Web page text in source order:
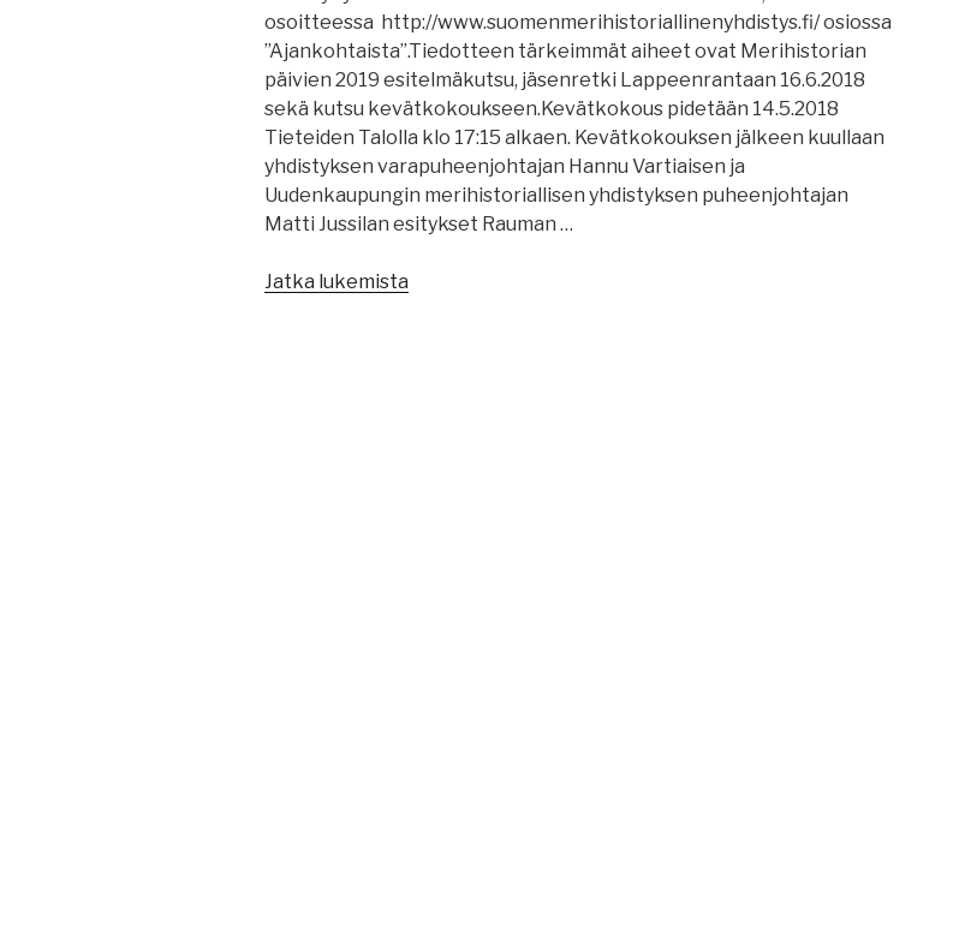
osoitteessa http://www.suomenmerihistoriallinenyhdistys.fi/ osiossa
”Ajankohtaista”.Tiedotteen tärkeimmät aiheet ovat Merihistorian
päivien 2019 esitelmäkutsu, jäsenretki Lappeenrantaan 16.6.2018
sekä kutsu kevätkokoukseen.Kevätkokous pidetään 14.5.2018
Tieteiden Talolla klo 17:15 alkaen. Kevätkokouksen jälkeen kuullaan
yhdistyksen varapuheenjohtajan Hannu Vartiaisen ja
Uudenkaupungin merihistoriallisen yhdistyksen puheenjohtajan
Matti Jussilan esitykset Rauman …
Jatka lukemista